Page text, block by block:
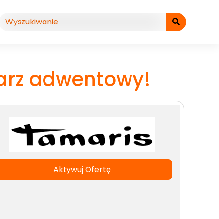
adwentowy!
Aktywuj Ofertę